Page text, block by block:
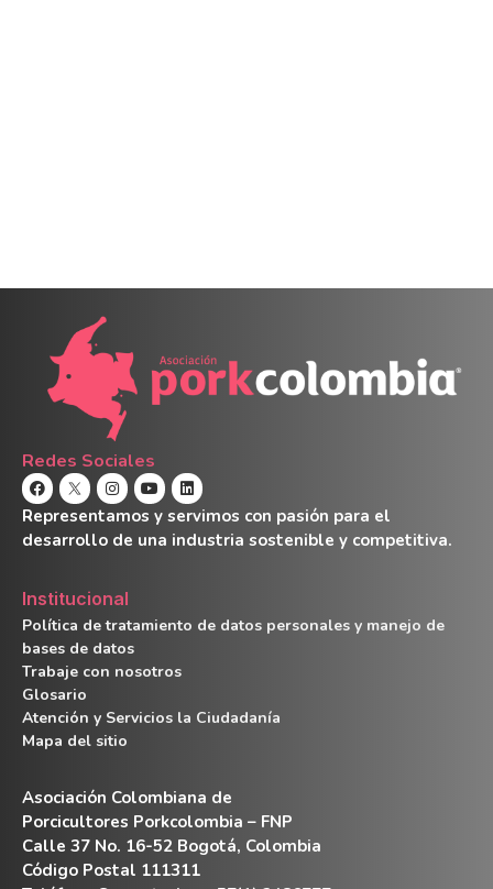
Redes Sociales
Representamos y servimos con pasión para el
desarrollo de una industria sostenible y competitiva.
Institucional
Política de tratamiento de datos personales y manejo de
bases de datos
Trabaje con nosotros
Glosario
Atención y Servicios la Ciudadanía
Mapa del sitio
Asociación Colombiana de
Porcicultores Porkcolombia – FNP
Calle 37 No. 16-52 Bogotá, Colombia
Código Postal 111311